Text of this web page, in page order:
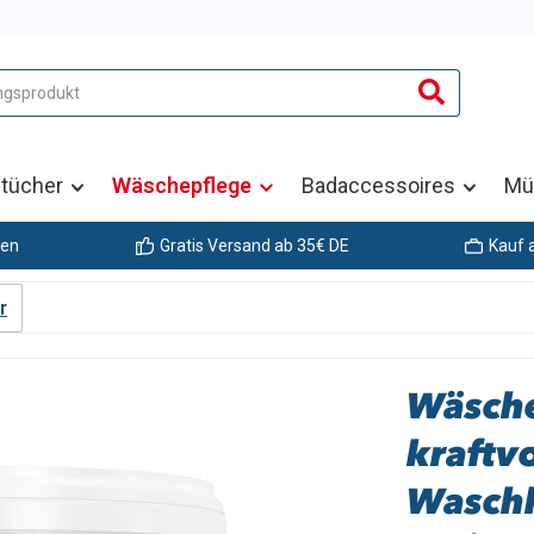
Wäschepflege Badaccessoires
Gratis Versand ab 35€ DE Kauf